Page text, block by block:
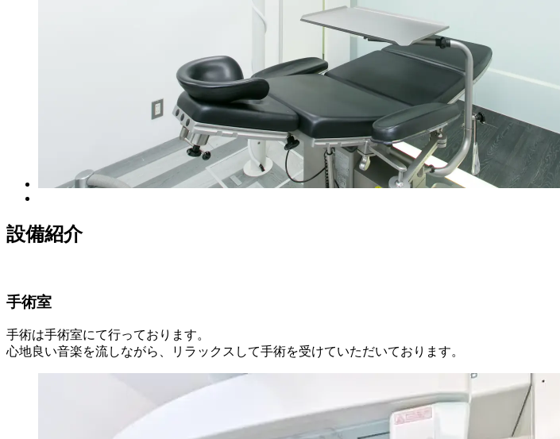
設備紹介
手術室
手術は手術室にて行っております。
心地良い音楽を流しながら、リラックスして手術を受けていただいております。